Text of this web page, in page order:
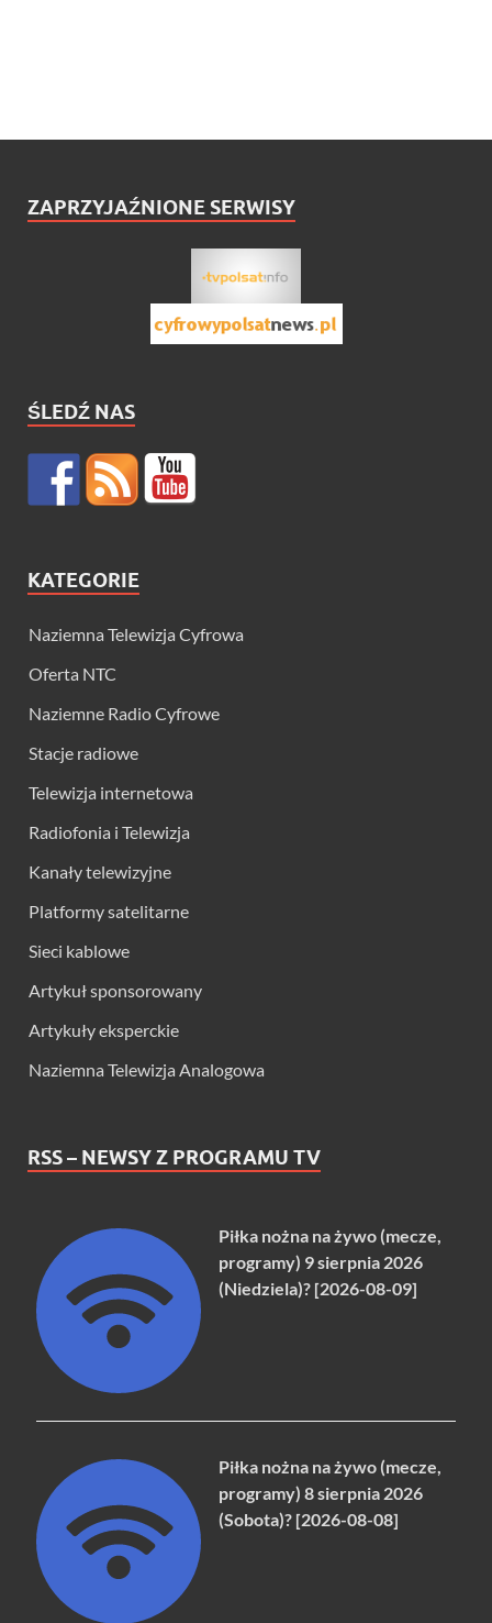
ZAPRZYJAŹNIONE SERWISY
ŚLEDŹ NAS
KATEGORIE
Naziemna Telewizja Cyfrowa
Oferta NTC
Naziemne Radio Cyfrowe
Stacje radiowe
Telewizja internetowa
Radiofonia i Telewizja
Kanały telewizyjne
Platformy satelitarne
Sieci kablowe
Artykuł sponsorowany
Artykuły eksperckie
Naziemna Telewizja Analogowa
RSS – NEWSY Z PROGRAMU TV
Piłka nożna na żywo (mecze,
programy) 9 sierpnia 2026
(Niedziela)? [2026-08-09]
Piłka nożna na żywo (mecze,
programy) 8 sierpnia 2026
(Sobota)? [2026-08-08]